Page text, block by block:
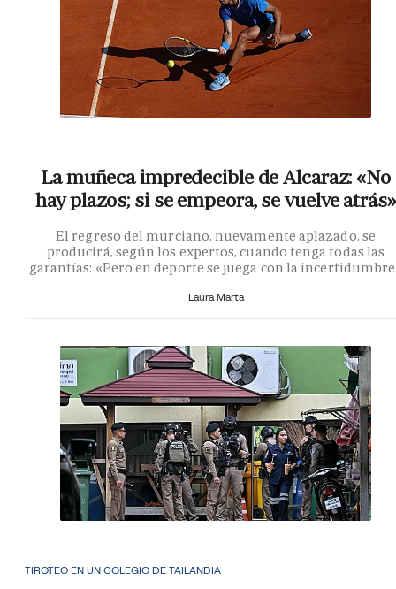
La muñeca impredecible de Alcaraz: «No
hay plazos; si se empeora, se vuelve atrás»
El regreso del murciano, nuevamente aplazado, se
producirá, según los expertos, cuando tenga todas las
garantías: «Pero en deporte se juega con la
Laura Marta
TIROTEO EN UN COLEGIO DE TAILANDIA